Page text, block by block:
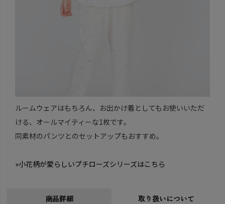
ルームウェアはもちろん、お出かけ着としてもお使いいただ
ける、オールマイティーな1枚です。
同素材のパンツとのセットアップもおすすめ。
»小花柄が愛らしいプチローズシリーズはこちら
商品詳細 取り扱いについて